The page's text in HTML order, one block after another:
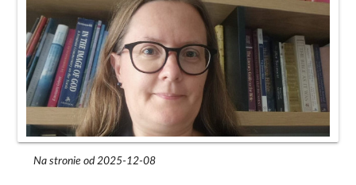
Na stronie od 2025-12-08